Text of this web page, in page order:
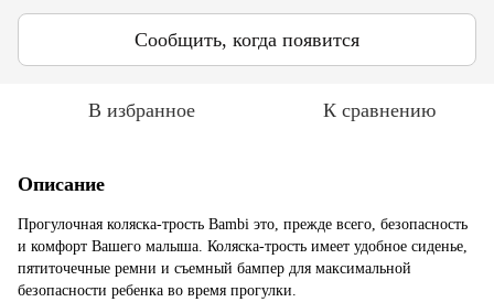
Сообщить, когда появится
В избранное К сравнению
Описание
Прогулочная коляска-трость Bambi это, прежде всего, безопасность
и комфорт Вашего малыша. Коляска-трость имеет удобное сиденье,
пятиточечные ремни и съемный бампер для максимальной
безопасности ребенка во время прогулки.